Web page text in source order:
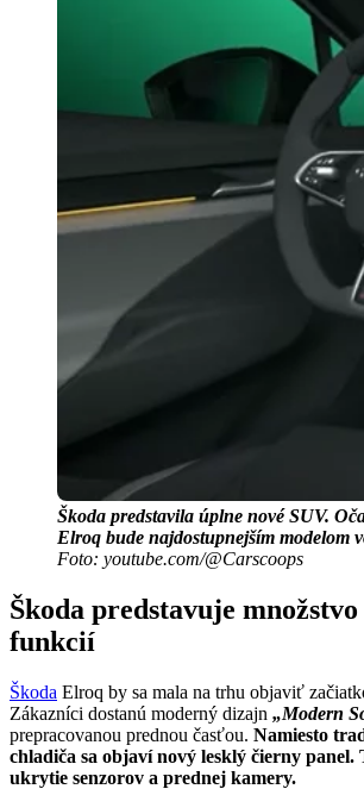
Škoda predstavila úplne nové SUV.
Elroq bude najdostupnejším modelom
Foto: youtube.com/@Carscoops
Škoda predstavuje
funkcií
Škoda Elroq by sa mala na trhu objaviť
Zákazníci dostanú moderný dizajn „Modern
prepracovanou prednou časťou. Namiesto
chladiča sa objaví nový lesklý čierny panel.
ukrytie senzorov a prednej kamery.